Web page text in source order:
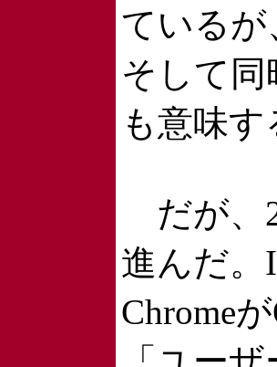
ている
そして同
も意味
だが、
進んだ。
Chrome